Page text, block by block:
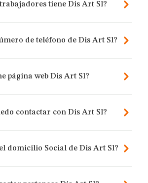
tiene Dis Art Sl?
de teléfono de Dis Art Sl?
página web Dis Art Sl?
contactar con Dis Art Sl?
domicilio Social de Dis Art Sl?